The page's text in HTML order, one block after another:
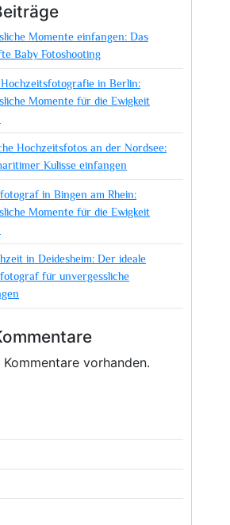
Momente einfangen: Das
Baby Fotoshooting
Hochzeitsfotografie in Berlin:
Momente für die Ewigkeit
Hochzeitsfotos an der Nordsee:
Kulisse einfangen
in Bingen am Rhein:
Momente für die Ewigkeit
in Deidesheim: Der ideale
für unvergessliche
vorhanden.